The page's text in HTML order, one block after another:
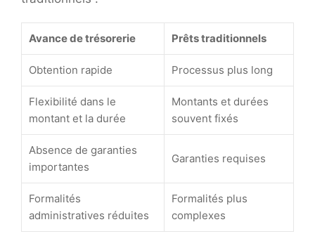
Avance de trésorerie Prêts traditionnels
Obtention rapide Processus plus long
Flexibilité dans le
montant et la durée
Montants et durées
souvent fixés
Absence de garanties
importantes
Garanties requises
Formalités
administratives réduites
Formalités plus
complexes